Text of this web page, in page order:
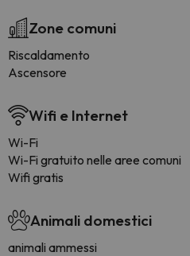
Zone comuni
Riscaldamento
Ascensore
Wifi e Internet
Wi-Fi
Wi-Fi gratuito nelle aree comuni
Wifi gratis
Animali domestici
animali ammessi